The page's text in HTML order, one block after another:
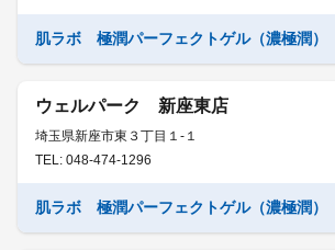
肌ラボ 極潤パーフェクトゲル（濃極潤）
ウェルパーク 新座東店
埼玉県新座市東３丁目１-１
TEL: 048-474-1296
肌ラボ 極潤パーフェクトゲル（濃極潤）